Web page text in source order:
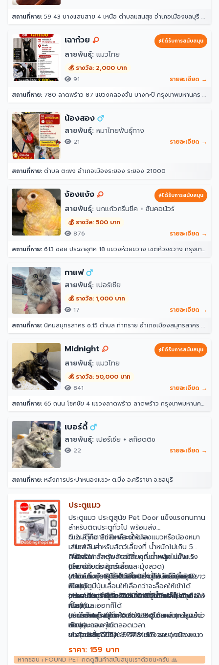
สถานที่หาย: 59 43 บางแสนสาย 4 เหนือ ตำบลแสนสุข อำเภอเมืองชลบุรี ชลบุรี 20130
เฉาก๋วย ได้รับการสนับสนุน
สายพันธุ์: แมวไทย
💰 รางวัล: 2,000 บาท
91
รายละเอียด →
สถานที่หาย: 780 ลาดพร้าว 87 แขวงคลองจั่น บางกะปิ กรุงเทพมหานคร 10240
น้องสอง
สายพันธุ์: หมาไทยพันธุ์ทาง
21 รายละเอียด →
สถานที่หาย: ตำบล ตะพง อำเภอเมืองระยอง ระยอง 21000
ง้องแง้ง ได้รับการสนับสนุน
สายพันธุ์: นกแก้วกรีนชีค + ซันคอนัวร์
💰 รางวัล: 500 บาท
876
รายละเอียด →
สถานที่หาย: 613 ซอย ประชาอุทิศ 18 แขวงห้วยขวาง เขตห้วยขวาง กรุงเทพมหานคร 10310
กาแฟ
สายพันธุ์: เปอร์เซีย
💰 รางวัล: 1,000 บาท
17
รายละเอียด →
สถานที่หาย: นิคมสมุทรสาคร ซ.15 ตำบล ท่าทราย อำเภอเมืองสมุทรสาคร สมุทรสาคร 74000
Midnight ได้รับการสนับสนุน
สายพันธุ์: แมวไทย
💰 รางวัล: 50,000 บาท
841
รายละเอียด →
สถานที่หาย: 65 ถนน โชคชัย 4 แขวงลาดพร้าว ลาดพร้าว กรุงเทพมหานคร 10230
เบอร์ดี้
สายพันธุ์: เปอร์เซีย + สก็อตติช
22 รายละเอียด →
สถานที่หาย: หลังการประปาหนองแขวะ ต.บึง อ.ศรีราชา จ.ชลบุรี
ประตูแมว
ประตูแมว ประตูสุนัข Pet Door แข็งแรงทนทาน
สำหรับติดประตูทั่วไป พร้อมส่ง
*แถมตุ๊กตาไก่สีเหลืองให้น้องแมวหรือน้องหมา
เล่นเพลินๆ
*ผลิตจากวัสดุพลาสติก คุณภาพสูง แข็งแรง
ปลอดภัยต่อสัตว์เลี้ยง
✅ ติดตั้งง่าย ไม่เป็นอันตรายต่อสัตว์เลี้ยง
✅ ประตูมีปุ่มเลื่อนให้เลือกว่าจะล็อคให้เข้าได้
อย่างเดียว หรือจะออกได้อย่างเดียวก็ได้ หรือให้
ทั้งเข้าและออกก็ได้
✅ น้องแมว น้องหมา เข้าออกได้สะดวก โดยไม่
ต้องรบกวนคุณ
✅ สัตว์เลี้ยงมีอิสระ ไร้ความกังวลของน้องแมว
น้องหมา ลดการขีดข่วนประตูให้เป็นรอย
✅ ฝาปิดโปร่งใสช่วยให้คุณและสัตว์เลี้ยงของ
มี 2 สี คือ สีขาว และน้ำตาล
📍ไซส์ S สำหรับสัตว์เลี้ยงที่ น้ำหนักไม่เกิน 5
กิโลกรัม
(เหมาะกับประตูกระจกและมุ้งลวด)
ขนาดประตู: 19.2 X 20.0 X 2.5 ซม. (กว้างยาว
หนา)
ขนาดช่องด้านใน: 15.6 X 15.2 ซม
📍ไซส์ M สำหรับสัตว์เลี้ยงที่ น้ำหนักไม่เกิน 5
กิโลกรัม
(เหมาะกับประตูทั่วไปเช่น ประตูไม้ เหล็ก อลูมิ
เนียม)
ขนาดประตู: 19.2 X 20.0 X 5.5 ซม. (กว้างยาว
หนา)
ขนาดช่องด้านใน: 15.6 X 15.2 ซม.
📍ไซส์ L สำหรับสัตว์เลี้ยงที่ น้ำหนักไม่เกิน 10
กิโลกรัม
(เหมาะกับประตูทั่วไปเช่น ประตูไม้ เหล็ก อลูมิ
เนียม)
ขนาดประตู: 23.5 X 25.2 X 5.5 ซม. (กว้างยาว
หนา)
ขนาดช่องด้านใน: 19 X18 ซม.
📍ไซส์ XL สำหรับสัตว์เลี้ยงที่ น้ำหนักไม่เกิน 12
กิโลกรัม
(เหมาะกับประตูทั่วไปเช่น ประตูไม้ เหล็ก อลูมิ
เนียม)
ขนาดประตู: 25 X 27.7 X 5.5 ซม. (กว้างยาว
ขนาดช่องด้านใน: 20 X 22 ซม
ปรับได้ 4 โหมด
เข้า และออก ได้ตลอดเวลา.
เข้า (อย่างเดียว)
ออก (อย่างเดียว)
ปิด (ห้ามเข้า/ออก)
ราคา: 159 บาท
หากชอบ i FOUND PET กดดูสินค้าสนับสนุนเราด้วยนะครับ 🙏